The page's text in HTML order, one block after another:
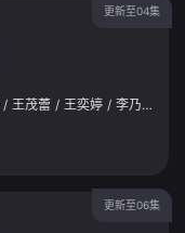
更新至04集
/ 王茂蕾 / 王奕婷 / 李乃文
更新至06集